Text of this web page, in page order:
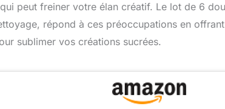
peut freiner votre élan créatif. Le lot de 6
répond à ces préoccupations en
sublimer vos créations sucrées.